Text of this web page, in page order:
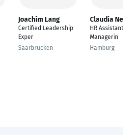
Joachim Lang
Certified Leadership
Exper
Saarbrücken
Claudia Neubert
HR Assistant &
Managerin
Hamburg